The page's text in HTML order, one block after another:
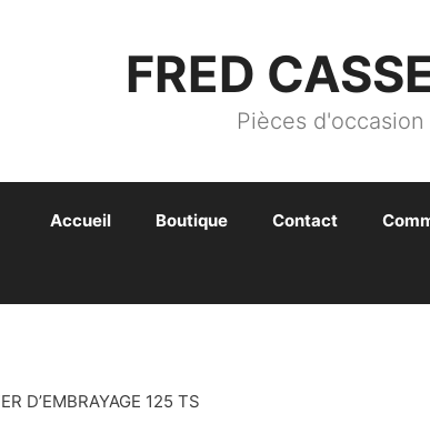
FRED
Pièces
Accueil Boutique Contact
D’EMBRAYAGE 125 TS